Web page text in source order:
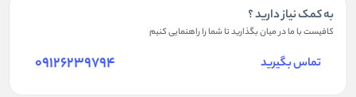
به کمک نیاز دارید ؟
کافیست با ما در میان بگذارید تا شما را راهنمایی کنیم
تماس بگیرید 09126239794